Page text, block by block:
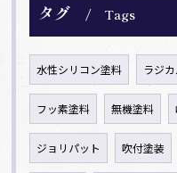
タグ Tags
水性シリコン塗料 ラジ
フッ素塗料 無機塗料
ジョリパット 吹付塗装